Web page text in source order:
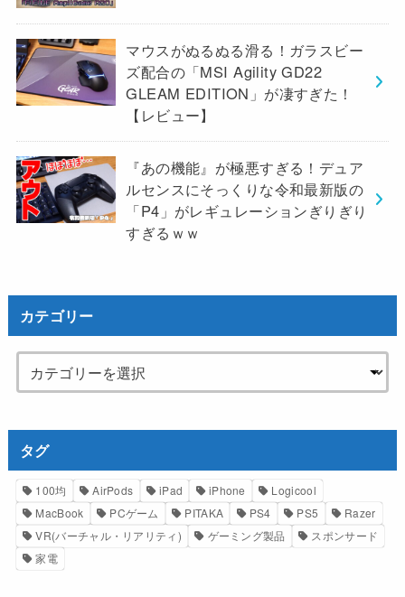
マウスがぬるぬる滑る！ガラスビー
ズ配合の「MSI Agility GD22
GLEAM EDITION」が凄すぎた！
【レビュー】
『あの機能』が極悪すぎる！デュア
ルセンスにそっくりな令和最新版の
「P4」がレギュレーションぎりぎり
すぎるｗｗ
カテゴリー
タグ
100均 AirPods iPad iPhone
Logicool
MacBook
PCゲーム PITAKA PS4 PS5
Razer
VR(バーチャル・リアリティ)
ゲーミング製品
スポンサード
家電